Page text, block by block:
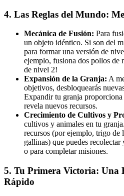
4. Las Reglas del Mundo:
Mecánica de Fusión: Para
un objeto idéntico. Si son del
para formar una versión de
ejemplo, fusiona dos pollos de
de nivel 2!
Expansión de la Granja: A
objetivos, desbloquearás
Expandir tu granja proporciona
revela nuevos recursos.
Crecimiento de Cultivos y
cultivos y animales en tu
recursos (por ejemplo, trigo de
gallinas) que puedes
o para completar misiones.
5. Tu Primera Victoria: Una
Rápido